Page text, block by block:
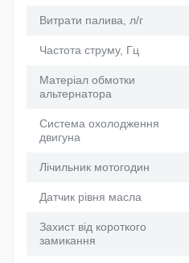
Витрати палива, л/г
Частота струму, Гц
Матеріал обмотки
альтернатора
Система охолодження
двигуна
Лічильник мотогодин
Датчик рівня масла
Захист від короткого
замикання